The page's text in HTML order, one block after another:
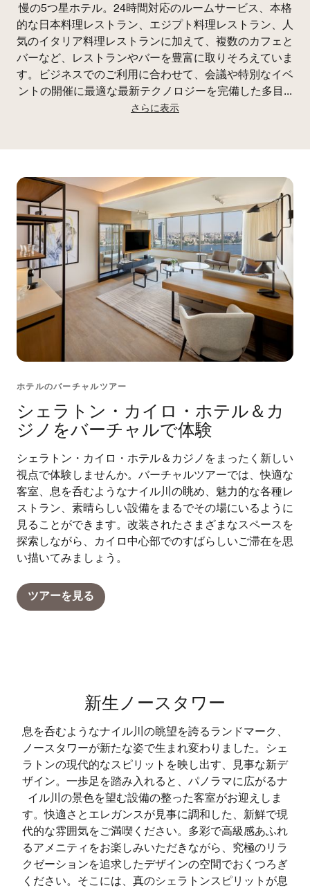
慢の5つ星ホテル。24時間対応のルームサービス、本格
的な日本料理レストラン、エジプト料理レストラン、人
気のイタリア料理レストランに加えて、複数のカフェと
バーなど、レストランやバーを豊富に取りそろえていま
す。ビジネスでのご利用に合わせて、会議や特別なイベ
ントの開催に最適な最新テクノロジーを完備した多目 ...
さらに表示
ホテルのバーチャルツアー
シェラトン・カイロ・ホテル＆カ
ジノをバーチャルで体験
シェラトン・カイロ・ホテル＆カジノをまったく新しい
視点で体験しませんか。バーチャルツアーでは、快適な
客室、息を呑むようなナイル川の眺め、魅力的な各種レ
ストラン、素晴らしい設備をまるでその場にいるように
見ることができます。改装されたさまざまなスペースを
探索しながら、カイロ中心部でのすばらしいご滞在を思
い描いてみましょう。
ツアーを見る
新生ノースタワー
息を呑むようなナイル川の眺望を誇るランドマーク、
ノースタワーが新たな姿で生まれ変わりました。シェ
ラトンの現代的なスピリットを映し出す、見事な新デ
ザイン。一歩足を踏み入れると、パノラマに広がるナ
イル川の景色を望む設備の整った客室がお迎えしま
す。快適さとエレガンスが見事に調和した、新鮮で現
代的な雰囲気をご満喫ください。多彩で高級感あふれ
るアメニティをお楽しみいただきながら、究極のリラ
クゼーションを追求したデザインの空間でおくつろぎ
ください。そこには、真のシェラトンスピリットが息